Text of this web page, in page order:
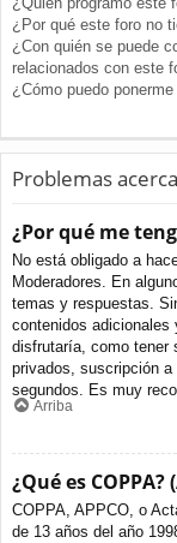
¿Por qué este foro no
¿Con quién se puede
relacionados con este
¿Cómo puedo
Problemas
¿Por qué me
No está obligado a
Moderadores. En
temas y respuestas.
contenidos adicionales
disfrutaría, como tener
privados, suscripción
segundos. Es muy
Arriba
¿Qué es COPPA?
COPPA, APPCO, o
de 13 años del año